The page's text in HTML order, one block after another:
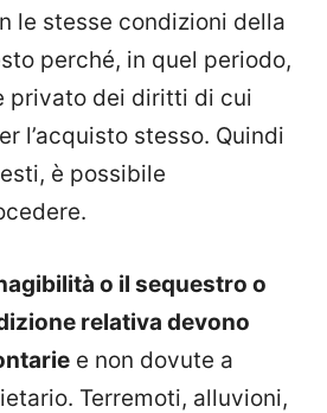
le stesse condizioni della
perché, in quel periodo,
privato dei diritti di cui
l’acquisto stesso. Quindi
è possibile
o il sequestro o
relativa devono
e non dovute a
Terremoti, alluvioni,